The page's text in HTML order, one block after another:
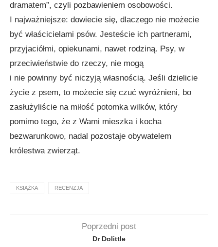
dramatem”, czyli pozbawieniem osobowości.
I najważniejsze: dowiecie się, dlaczego nie możecie
być właścicielami psów. Jesteście ich partnerami,
przyjaciółmi, opiekunami, nawet rodziną. Psy, w
przeciwieństwie do rzeczy, nie mogą
i nie powinny być niczyją własnością. Jeśli dzielicie
życie z psem, to możecie się czuć wyróżnieni, bo
zasłużyliście na miłość potomka wilków, który
pomimo tego, że z Wami mieszka i kocha
bezwarunkowo, nadal pozostaje obywatelem
królestwa zwierząt.
KSIĄŻKA RECENZJA
Poprzedni post
Dr Dolittle